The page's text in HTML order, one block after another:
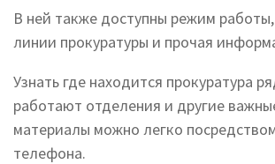
В ней также доступны режим
линии прокуратуры и прочая
Узнать где находится прокуратура
работают отделения и другие
материалы можно легко
телефона.